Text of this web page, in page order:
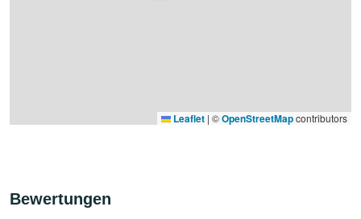
Leaflet | ©OpenStreetMapcontributors
Bewertungen